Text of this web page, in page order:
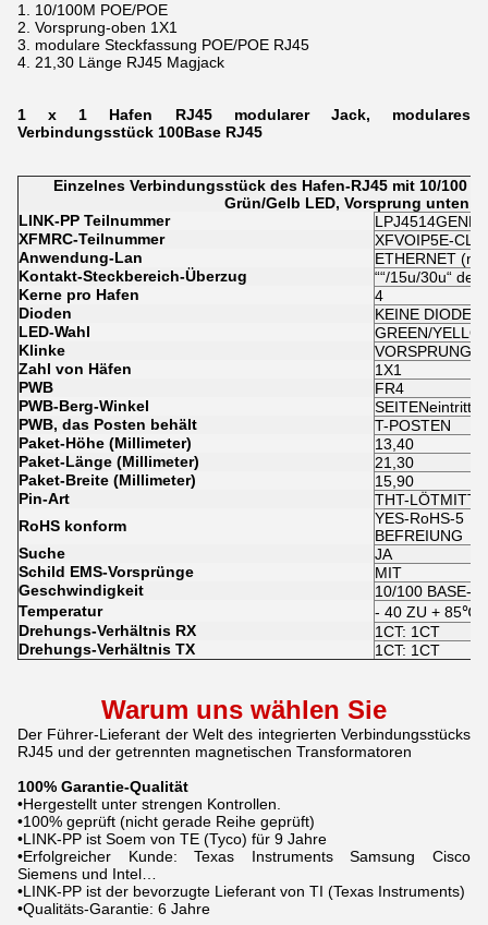
1. 10/100M POE/POE
2. Vorsprung-oben 1X1
3. modulare Steckfassung POE/POE RJ45
4. 21,30 Länge RJ45 Magjack
1 x 1 Hafen RJ45 modularer Jack, modulares
Verbindungsstück 100Base RJ45
Einzelnes Verbindungsstück des Hafen-RJ45 mit 10/100
Grün/Gelb LED, Vorsprung unten,
LINK-PP Teilnummer
LPJ4514GENL
XFMRC-Teilnummer
XFVOIP5E-
Anwendung-Lan
ETHERNET
Kontakt-Steckbereich-Überzug
““/15u/30u“
Kerne pro Hafen
4
Dioden
KEINE DIODEN
LED-Wahl
GREEN/
Klinke
VORSPRUNG
Zahl von Häfen
1X1
PWB
FR4
PWB-Berg-Winkel
SEITENeintritt
PWB, das Posten behält
T-POSTEN
Paket-Höhe (Millimeter)
13,40
Paket-Länge (Millimeter)
21,30
Paket-Breite (Millimeter)
15,90
Pin-Art
THT-
RoHS konform
YES-RoHS-5
BEFREIUNG
Suche
JA
Schild EMS-Vorsprünge
MIT
Geschwindigkeit
10/100 BASE-T
Temperatur
- 40 ZU + 85℃
Drehungs-Verhältnis RX
1CT: 1CT
Drehungs-Verhältnis TX
1CT: 1CT
Warum uns wählen Sie
Der Führer-Lieferant der Welt des integrierten Verbindungsstücks
RJ45 und der getrennten magnetischen Transformatoren
100% Garantie-Qualität
•Hergestellt unter strengen Kontrollen.
•100% geprüft (nicht gerade Reihe geprüft)
•LINK-PP ist Soem von TE (Tyco) für 9 Jahre
•Erfolgreicher Kunde: Texas Instruments Samsung Cisco
Siemens und Intel…
•LINK-PP ist der bevorzugte Lieferant von TI (Texas Instruments)
•Qualitäts-Garantie: 6 Jahre